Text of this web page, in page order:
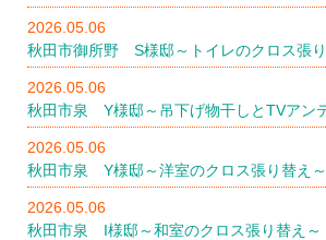
2026.05.06
秋田市御所野 S様邸～トイレのクロス張
2026.05.06
秋田市泉 Y様邸～吊下げ物干しとTVアン
2026.05.06
秋田市泉 Y様邸～洋室のクロス張り替え～
2026.05.06
秋田市泉 I様邸～和室のクロス張り替え～